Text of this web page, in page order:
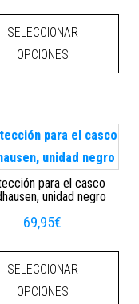
tiene múltiples
SELECCIONAR
OPCIONES
tiene múltiples
para el casco
unidad negro
69,95€
SELECCIONAR
OPCIONES